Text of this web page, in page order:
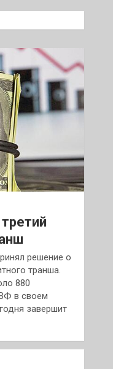
решение о
транша.
880
в своем
завершит